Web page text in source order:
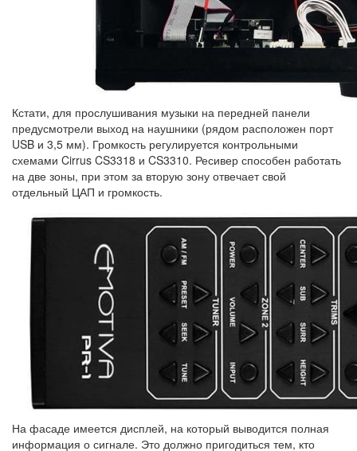
Кстати, для прослушивания музыки на передней панели
предусмотрели выход на наушники (рядом расположен порт
USB и 3,5 мм). Громкость регулируется контрольными
схемами Cirrus CS3318 и CS3310. Ресивер способен работать
на две зоны, при этом за вторую зону отвечает свой
отдельный ЦАП и громкость.
На фасаде имеется дисплей, на который выводится полная
информация о сигнале. Это должно пригодиться тем, кто